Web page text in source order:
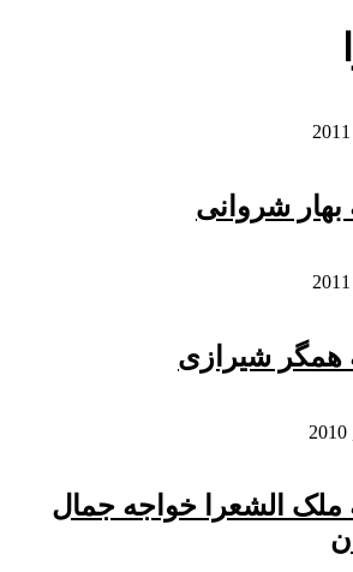
بهار شروانی
همگر شیرازی
ملک الشعرا خواجه جمال